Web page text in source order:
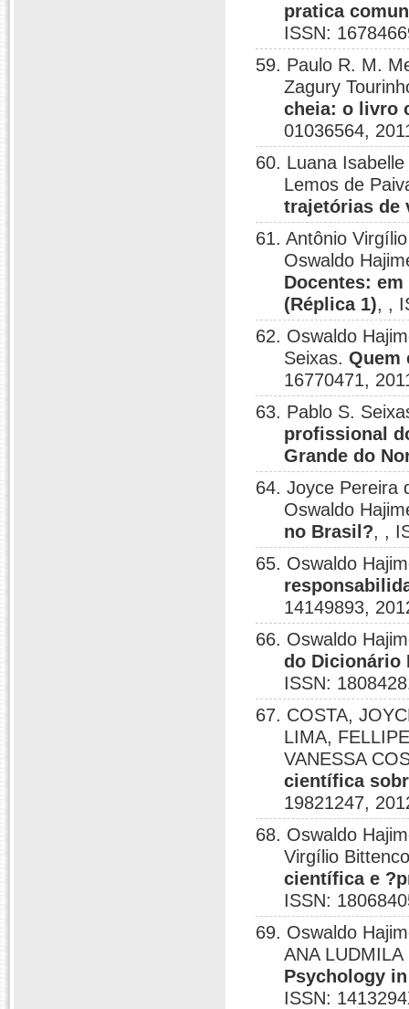
pratica
ISSN:
59. Paulo R. M.
Zagury
cheia: o livro
01036564,
60. Luana
Lemos de
trajetórias de
61. Antônio
Oswaldo
Docentes:
(Réplica 1), ,
62. Oswaldo
Seixas.Quem
16770471,
63. Pablo S.
profissional
Grande do
64. Joyce Pereira
Oswaldo
no Brasil?, ,
65. Oswaldo
14149893,
66. Oswaldo
do Dicionário
ISSN:
67. COSTA,
LIMA,
VANESSA
científica
19821247,
68. Oswaldo
Virgílio
científica e
ISSN:
69. Oswaldo
ANA
Psychology
ISSN: